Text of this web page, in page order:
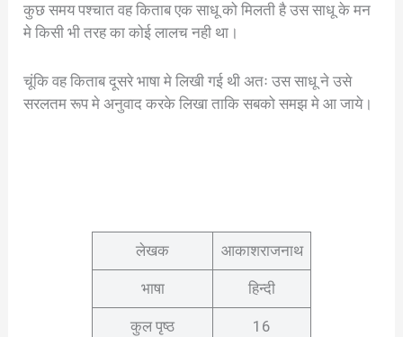
कुछ समय पश्चात वह किताब एक साधू को मिलती है उस साधू के मन
मे किसी भी तरह का कोई लालच नही था।
चूंकि वह किताब दूसरे भाषा मे लिखी गई थी अतः उस साधू ने उसे
सरलतम रूप मे अनुवाद करके लिखा ताकि सबको समझ मे आ जाये।
लेखक आकाशराजनाथ
भाषा हिन्दी
कुल पृष्ठ 16